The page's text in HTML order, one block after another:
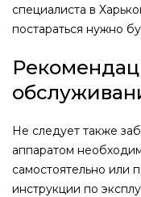
специалиста в
постараться нужно
Не следует также
аппаратом
самостоятельно или
инструкции по